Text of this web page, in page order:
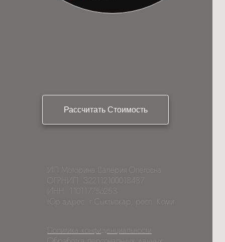
Рассчитать Стоимость
ИП Моторина Валерия Олеговна
ОГРНИП: 322112100018487
ИНН: 110117756253
Юр адрес: г Сыктывкар, респ. Коми
Политика конфиденциальности